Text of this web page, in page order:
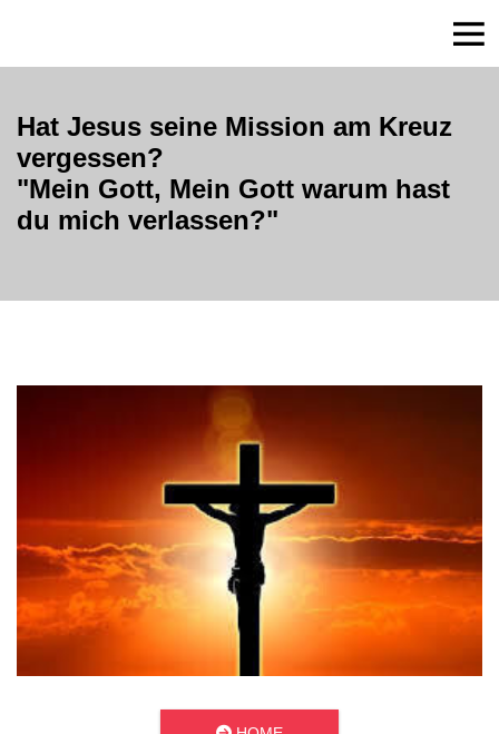
Hat Jesus seine Mission am Kreuz
vergessen?
"Mein Gott, Mein Gott warum hast
du mich verlassen?"